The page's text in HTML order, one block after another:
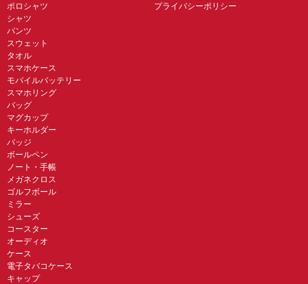
ポロシャツ
シャツ
パンツ
スウェット
タオル
スマホケース
モバイルバッテリー
スマホリング
バッグ
マグカップ
キーホルダー
バッジ
ボールペン
ノート・手帳
メガネクロス
ゴルフボール
ミラー
シューズ
コースター
オーディオ
ケース
電子タバコケース
キャップ
プライバシーポリシー